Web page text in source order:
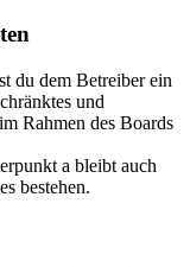
du dem Betreiber ein
und
Rahmen des Boards
a bleibt auch
bestehen.